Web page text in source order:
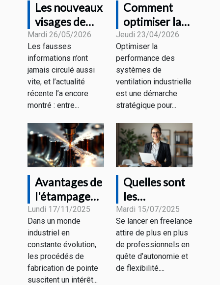
Les nouveaux
visages de
l'information
à l'heure des
fake news
Mardi 26/05/2026
Les fausses
informations n’ont
jamais circulé aussi
vite, et l’actualité
récente l’a encore
montré : entre...
Comment
optimiser la
performance
des systèmes
de ventilation
industrielle ?
Jeudi 23/04/2026
Optimiser la
performance des
systèmes de
ventilation industrielle
est une démarche
stratégique pour...
Avantages de
l'étampage
progressif
pour divers
secteurs
industriels
Lundi 17/11/2025
Dans un monde
industriel en
constante évolution,
les procédés de
fabrication de pointe
suscitent un intérêt...
Quelles sont
les
démarches
pour devenir
freelance en
portage
salarial ?
Mardi 15/07/2025
Se lancer en freelance
attire de plus en plus
de professionnels en
quête d’autonomie et
de flexibilité....